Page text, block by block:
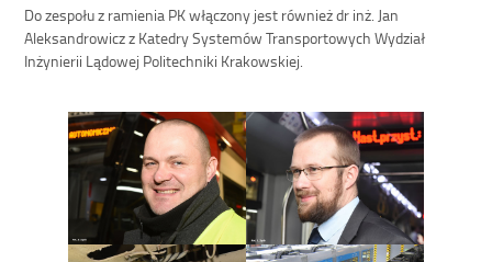
Do zespołu z ramienia PK włączony jest również dr inż. Jan
Aleksandrowicz z Katedry Systemów Transportowych Wydział
Inżynierii Lądowej Politechniki Krakowskiej.